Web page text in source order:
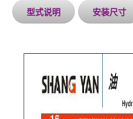
型式说明 安装尺寸